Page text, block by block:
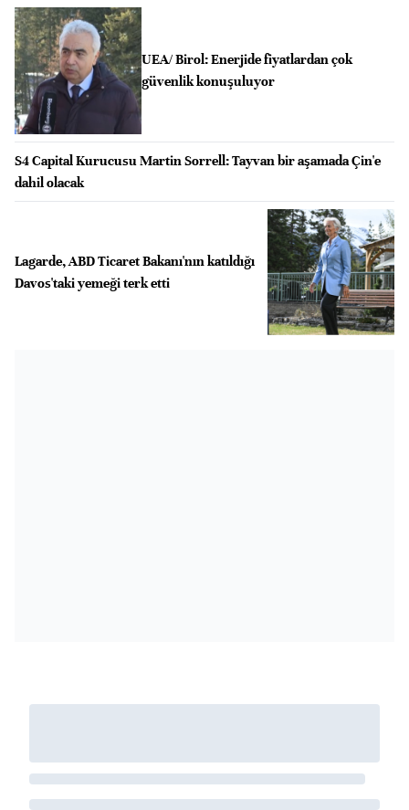
UEA/ Birol: Enerjide fiyatlardan çok
güvenlik konuşuluyor
S4 Capital Kurucusu Martin Sorrell: Tayvan bir aşamada Çin'e
dahil olacak
Lagarde, ABD Ticaret Bakanı'nın katıldığı
Davos'taki yemeği terk etti